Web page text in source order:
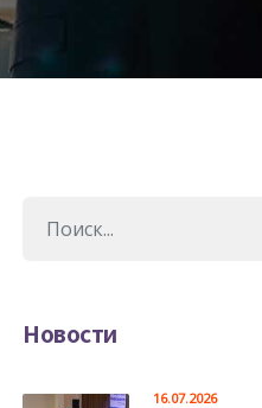
Новости
16.07.2026